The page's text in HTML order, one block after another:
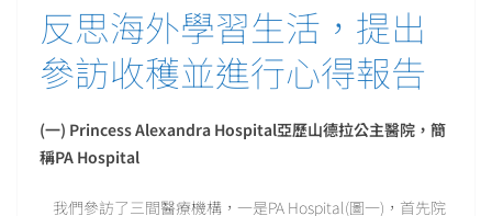
反思海外學習生活，提出
參訪收穫並進行心得報告
(一) Princess Alexandra Hospital亞歷山德拉公主醫院， 簡
稱PA Hospital
我們參訪了三間醫療機構，一是PA Hospital(圖一)，首先院